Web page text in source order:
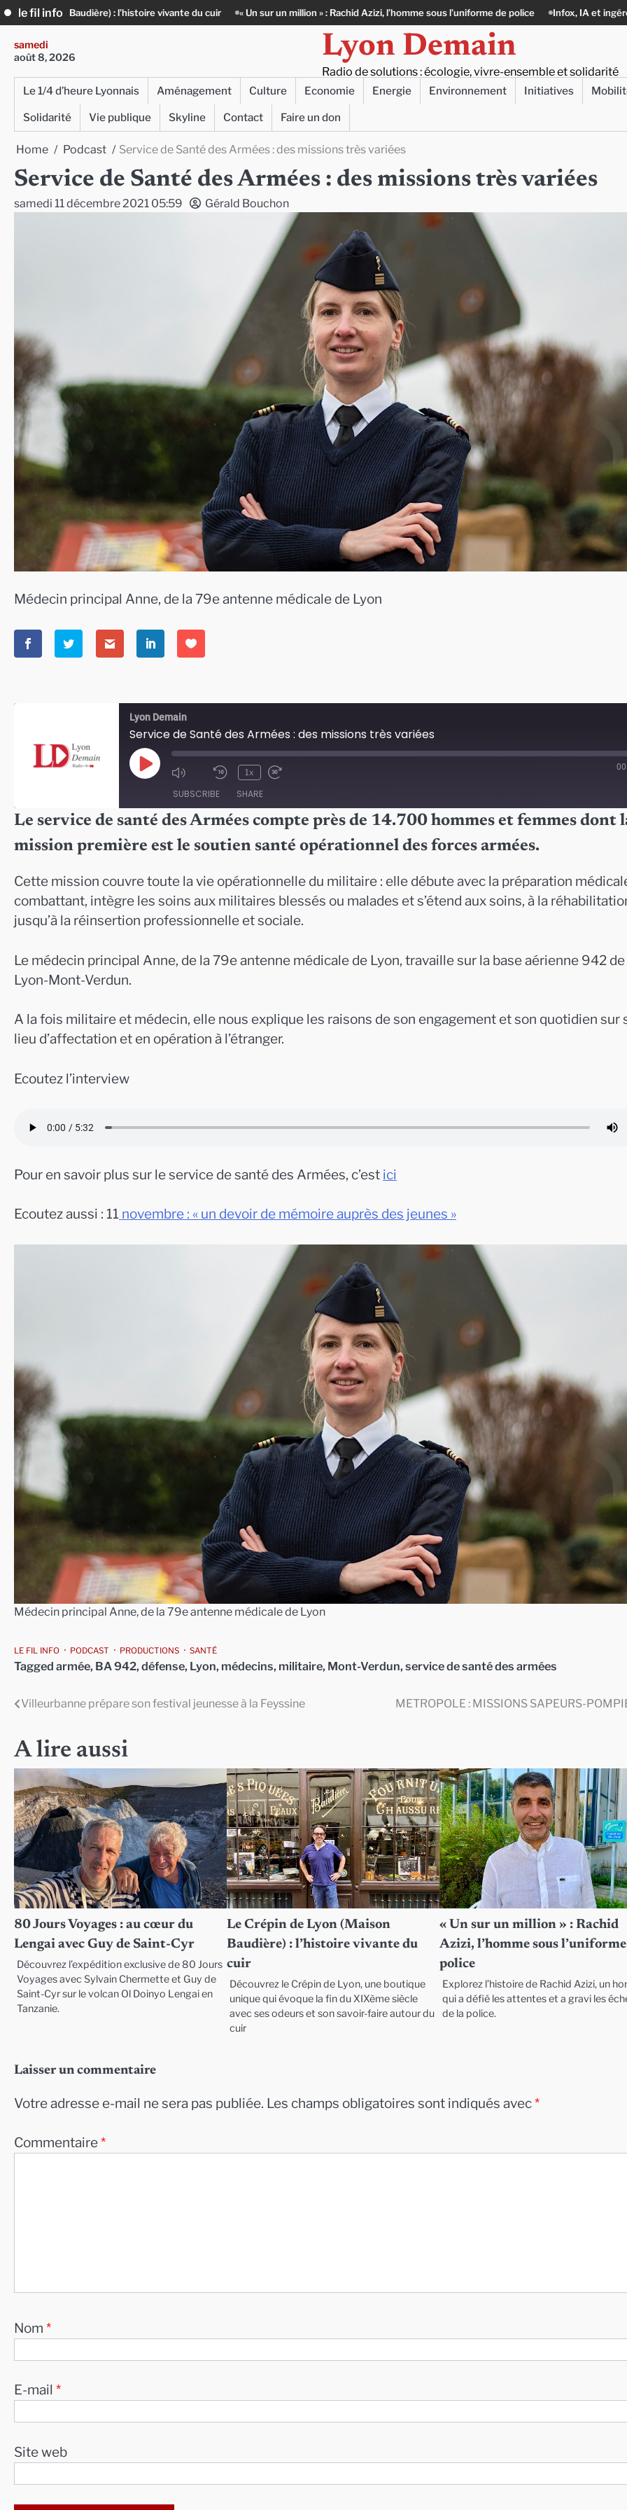
Skip
to
content
le fil info
l’histoire vivante du cuir « Un sur un million » : Rachid Azizi, l’homme sous l’uniforme de police Infox, IA et ingérences : le journalisme
samedi
août 8, 2026
Lyon Demain
Radio de solutions : écologie, vivre-ensemble et solidarité
Le 1/4 d’heure Lyonnais Aménagement Culture Economie Energie Environnement Initiatives
Solidarité
Vie publique Skyline Contact Faire un don
Home Podcast Service de Santé des Armées : des missions très variées
Service de Santé des Armées : des missions très variées
samedi 11 décembre 2021 05:59 Gérald Bouchon
Médecin principal Anne, de la 79e antenne médicale de Lyon
Lyon Demain
Service de Santé des Armées : des missions très variées
Play
Episode
1x
SUBSCRIBE SHARE
RSS FEED
SHARE
EMBED
Le service de santé des Armées compte près de 14.700 hommes et femmes dont
mission première est le soutien santé opérationnel des forces armées.
Cette mission couvre toute la vie opérationnelle du militaire : elle débute avec la préparation
combattant, intègre les soins aux militaires blessés ou malades et s’étend aux soins, à la
jusqu’à la réinsertion professionnelle et sociale.
Le médecin principal Anne, de la 79e antenne médicale de Lyon, travaille sur la base aérienne 942 de
Lyon-Mont-Verdun.
A la fois militaire et médecin, elle nous explique les raisons de son engagement et son quotidien sur
lieu d’affectation et en opération à l’étranger.
Ecoutez l’interview
Pour en savoir plus sur le service de santé des Armées, c’est ici
Ecoutez aussi : 11 novembre : « un devoir de mémoire auprès des jeunes »
Médecin principal Anne, de la 79e antenne médicale de Lyon
LE FIL INFO PODCAST PRODUCTIONS SANTÉ
Tagged armée, BA 942, défense, Lyon, médecins, militaire, Mont-Verdun, service de santé des armées
Navigation
l’article
Villeurbanne prépare son festival jeunesse à la Feyssine METROPOLE : MISSIONS SAPEURS-
A lire aussi
80 Jours Voyages : au cœur du
Lengai avec Guy de Saint-Cyr
Découvrez l’expédition exclusive de 80 Jours
Voyages avec Sylvain Chermette et Guy de
Saint-Cyr sur le volcan Ol Doinyo Lengai en
Tanzanie.
Le Crépin de Lyon (Maison
Baudière) : l’histoire vivante du
cuir
Découvrez le Crépin de Lyon, une boutique
unique qui évoque la fin du XIXème siècle
avec ses odeurs et son savoir-faire autour du
cuir
« Un sur un million » : Rachid
Azizi, l’homme sous
police
Explorez l’histoire de Rachid Azizi, un
qui a défié les attentes et a gravi les
de la police.
Laisser un commentaire
Votre adresse e-mail ne sera pas publiée. Les champs obligatoires sont indiqués avec*
Commentaire*
Nom *
E-mail *
Site web